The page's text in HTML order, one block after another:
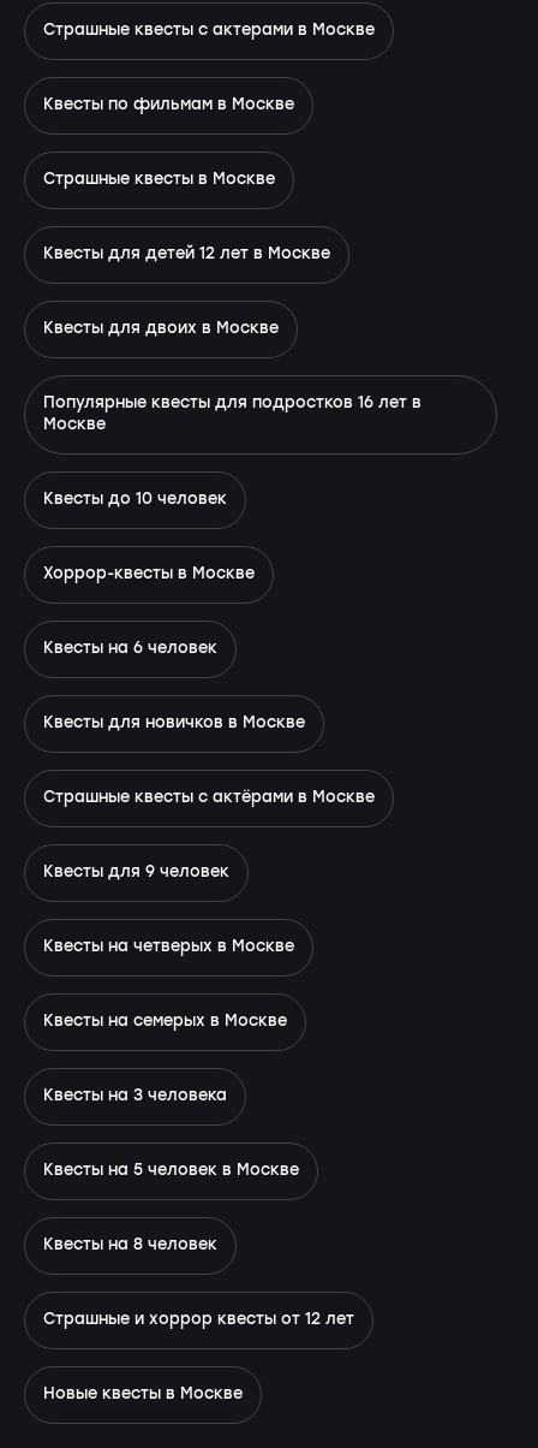
Страшные квесты с актерами в Москве
Квесты по фильмам в Москве
Страшные квесты в Москве
Квесты для детей 12 лет в Москве
Квесты для двоих в Москве
Популярные квесты для подростков 16 лет в
Москве
Квесты до 10 человек
Хоррор-квесты в Москве
Квесты на 6 человек
Квесты для новичков в Москве
Страшные квесты с актёрами в Москве
Квесты для 9 человек
Квесты на четверых в Москве
Квесты на семерых в Москве
Квесты на 3 человека
Квесты на 5 человек в Москве
Квесты на 8 человек
Страшные и хоррор квесты от 12 лет
Новые квесты в Москве